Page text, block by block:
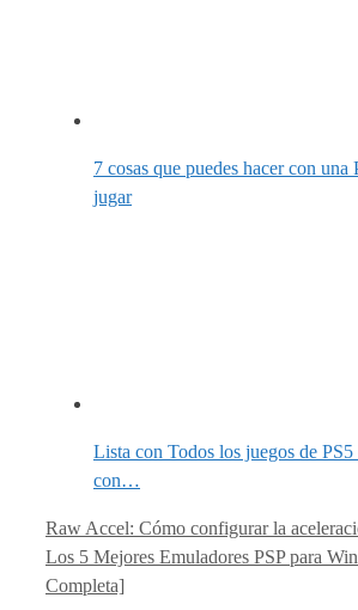
7 cosas que puedes hacer con una
jugar
Lista con Todos los juegos de
con…
Raw Accel: Cómo configurar la
Los 5 Mejores Emuladores PSP para
Completa]